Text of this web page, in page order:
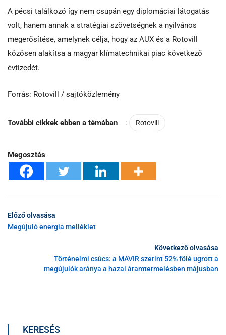
A pécsi találkozó így nem csupán egy diplomáciai látogatás
volt, hanem annak a stratégiai szövetségnek a nyilvános
megerősítése, amelynek célja, hogy az AUX és a Rotovill
közösen alakítsa a magyar klímatechnikai piac következő
évtizedét.
Forrás: Rotovill / sajtóközlemény
További cikkek ebben a témában : Rotovill
Megosztás
Előző olvasása
Megújuló energia melléklet
Következő olvasása
Történelmi csúcs: a MAVIR szerint 52% fölé ugrott a
megújulók aránya a hazai áramtermelésben májusban
KERESÉS